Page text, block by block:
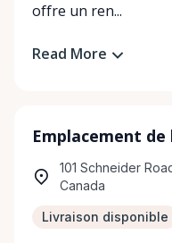
offre un ren...
Read More
Emplacement
101 Schneider
Canada
Livraison disponible